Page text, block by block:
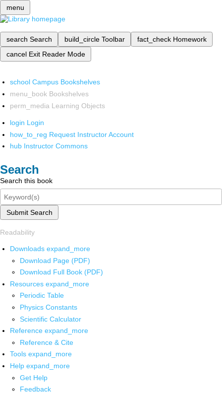
menu
search Search build_circle Toolbar fact_check Homework
cancel Exit Reader Mode
school Campus Bookshelves
menu_book Bookshelves
perm_media Learning Objects
login Login
how_to_reg Request Instructor Account
hub Instructor Commons
Search
Search this book
Submit Search
Readability
Downloads expand_more
Download Page (PDF)
Download Full Book (PDF)
Resources expand_more
Periodic Table
Physics Constants
Scientific Calculator
Reference expand_more
Reference & Cite
Tools expand_more
Help expand_more
Get Help
Feedback